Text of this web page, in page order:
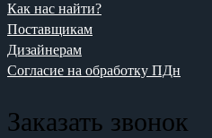
Как нас найти?
Поставщикам
Дизайнерам
Согласие на обработку ПДн
Заказать звонок